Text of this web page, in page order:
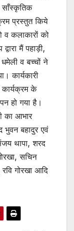
साँस्कृतिक
प्रस्तुत किये
व कलाकारों को
मैं पहाड़ी,
धमेली व बच्चों ने
कार्यकारी
के
हो गया है।
का आभार
बहादुर एवं
थापा, शरद
सचिन
रवि गोरखा आदि